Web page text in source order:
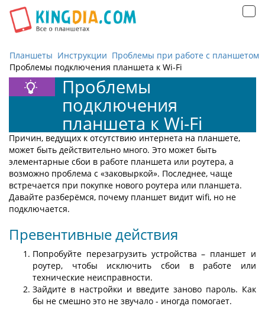
Планшеты Инструкции Проблемы при работе с планшетом
Проблемы подключения планшета к Wi-Fi
Проблемы
подключения
планшета к Wi-Fi
Причин, ведущих к отсутствию интернета на планшете,
может быть действительно много. Это может быть
элементарные сбои в работе планшета или роутера, а
возможно проблема с «заковыркой». Последнее, чаще
встречается при покупке нового роутера или планшета.
Давайте разберёмся, почему планшет видит wifi, но не
подключается.
Превентивные действия
Попробуйте перезагрузить устройства – планшет и
роутер, чтобы исключить сбои в работе или
технические неисправности.
Зайдите в настройки и введите заново пароль. Как
бы не смешно это не звучало - иногда помогает.